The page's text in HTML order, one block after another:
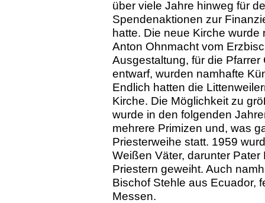
über viele Jahre hinweg für
Spendenaktionen zur
hatte. Die neue Kirche
Anton Ohnmacht vom
Ausgestaltung, für die
entwarf, wurden namhafte
Endlich hatten die
Kirche. Die Möglichkeit zu
wurde in den folgenden
mehrere Primizen und, was
Priesterweihe statt. 1959
Weißen Väter, darunter
Priestern geweiht. Auch
Bischof Stehle aus Ecuador,
Messen.